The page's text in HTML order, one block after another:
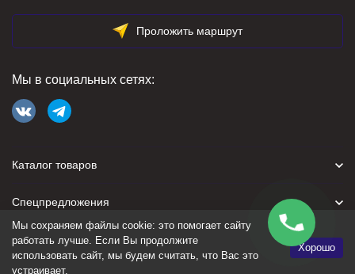
Проложить маршрут
Мы в социальных сетях:
Каталог товаров
Спецпредложения
Для покупателя
Мы сохраняем файлы cookie: это помогает сайту
работать лучше. Если Вы продолжите
использовать сайт, мы будем считать, что Вас это
устраивает.
Хорошо